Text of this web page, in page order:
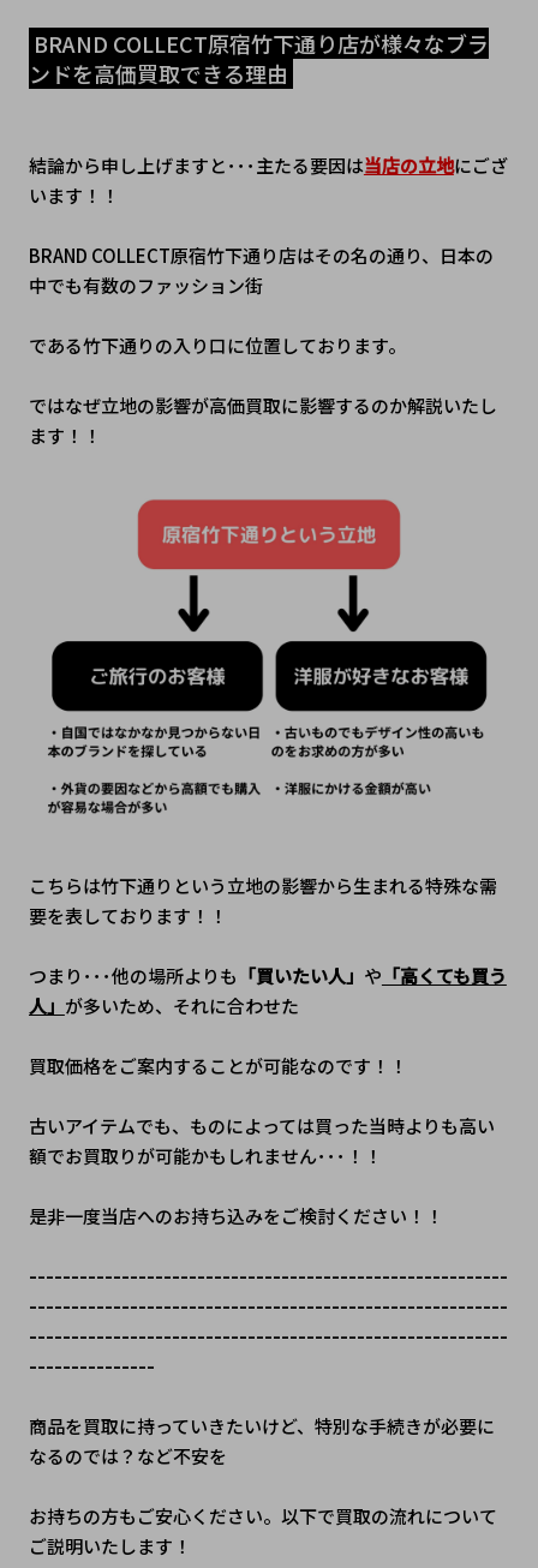
ンドを高価買取できる理由
結論から申し上げますと･･･主たる要因は当店の立地にござ
います！！
BRAND COLLECT原宿竹下通り店はその名の通り、日本の
中でも有数のファッション街
である竹下通りの入り口に位置しております。
ではなぜ立地の影響が高価買取に影響するのか解説いたし
ます！！
こちらは竹下通りという立地の影響から生まれる特殊な需
要を表しております！！
つまり･･･他の場所よりも 「買いたい人」 や 「高くても買う
人」 が多いため、それに合わせた
買取価格をご案内することが可能なのです！！
古いアイテムでも、ものによっては買った当時よりも高い
額でお買取りが可能かもしれません･･･！！
是非一度当店へのお持ち込みをご検討ください！！
---------------------------------------------------------
---------------------------------------------------------
---------------------------------------------------------
---------------
商品を買取に持っていきたいけど、特別な手続きが必要に
なるのでは？など不安を
お持ちの方もご安心ください。以下で買取の流れについて
ご説明いたします！